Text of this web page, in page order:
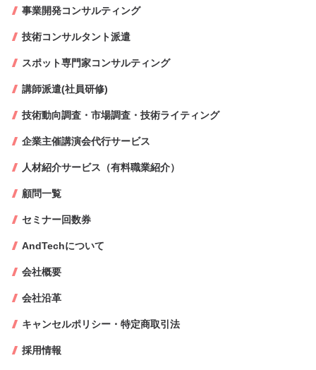
事業開発コンサルティング
技術コンサルタント派遣
スポット専門家コンサルティング
講師派遣(社員研修)
技術動向調査・市場調査・技術ライティング
企業主催講演会代行サービス
人材紹介サービス（有料職業紹介）
顧問一覧
セミナー回数券
AndTechについて
会社概要
会社沿革
キャンセルポリシー・特定商取引法
採用情報